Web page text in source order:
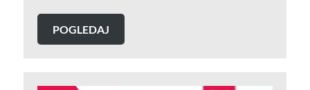
POGLEDAJ